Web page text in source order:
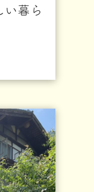
い暮ら